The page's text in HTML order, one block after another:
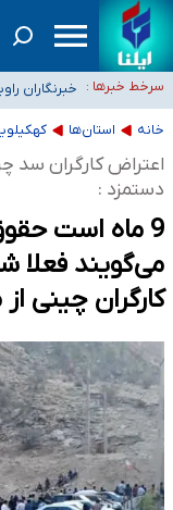
سرخط خبرها :
تعویق آزمون ورودی
جغرافیای نظامی دافوس آجا
خبرنگاران
آخرین وضعیت شیوع
آستانه هشدار
هیچ پرستاری بازداشت یا
ثبت‌نام بخش عمده
باقی‌مانده در دبی متناسب
خانه استان‌ها
اعتراض کارگران
دستمزد :
9 ماه است
می‌گویند
کارگران چینی